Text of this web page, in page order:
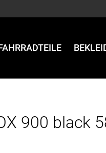
900 black